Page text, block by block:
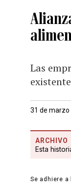
Las
31 de marzo
ARCHIVO
Esta
Se adhiere